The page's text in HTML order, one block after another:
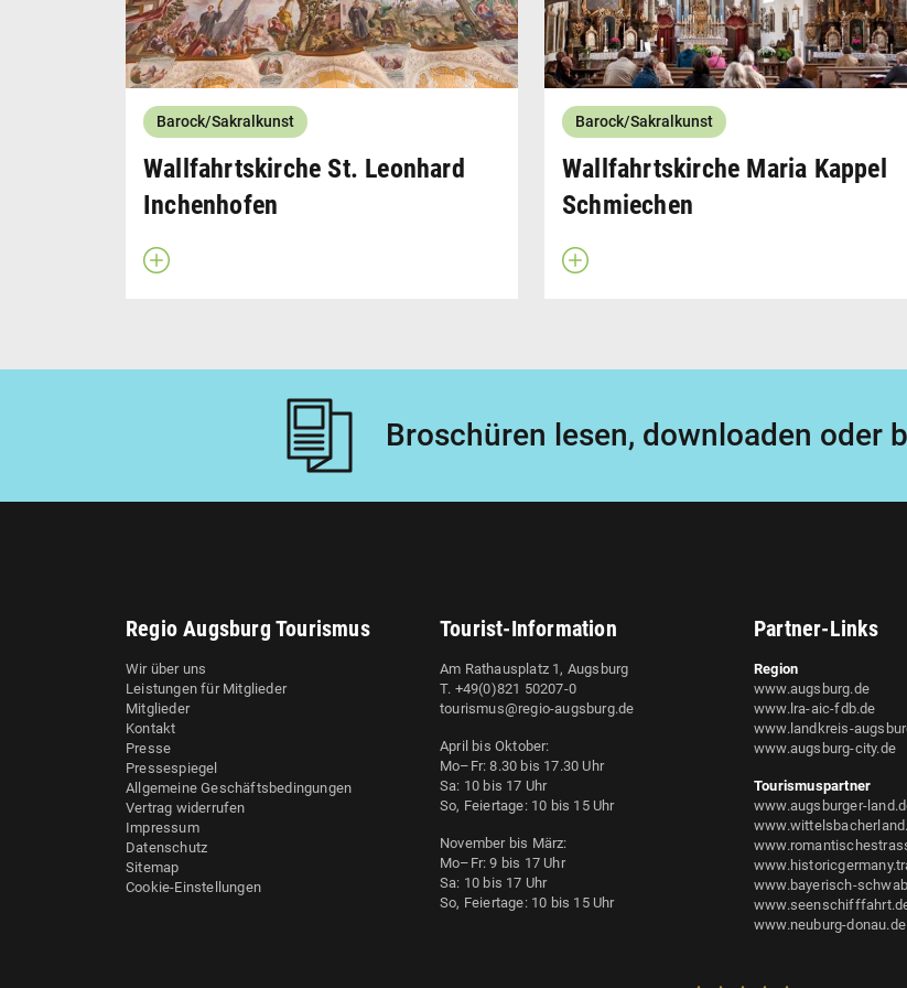
Barock/Sakralkunst
Wallfahrtskirche St. Leonhard
Inchenhofen
Beschreibung öffnen
Barock/Sakralkunst
Wallfahrtskirche Maria Kappel
Schmiechen
Beschreibung öffnen
Broschüren lesen, downloaden oder
Regio Augsburg Tourismus
Wir über uns
Leistungen für Mitglieder
Mitglieder
Kontakt
Presse
Pressespiegel
Allgemeine Geschäftsbedingungen
Vertrag widerrufen
Impressum
Datenschutz
Sitemap
Cookie-Einstellungen
Tourist-Information
Am Rathausplatz 1, Augsburg
T. +49(0)821 50207-0
tourismus@regio-augsburg.de
April bis Oktober:
Mo–Fr: 8.30 bis 17.30 Uhr
Sa: 10 bis 17 Uhr
So, Feiertage: 10 bis 15 Uhr
November bis März:
Mo–Fr: 9 bis 17 Uhr
Sa: 10 bis 17 Uhr
So, Feiertage: 10 bis 15 Uhr
Partner-Links
Region
www.augsburg.de
www.lra-aic-fdb.de
www.landkreis-
www.augsburg-city.de
Tourismuspartner
www.augsburger-
www.bayerisch-
www.neuburg-donau.de